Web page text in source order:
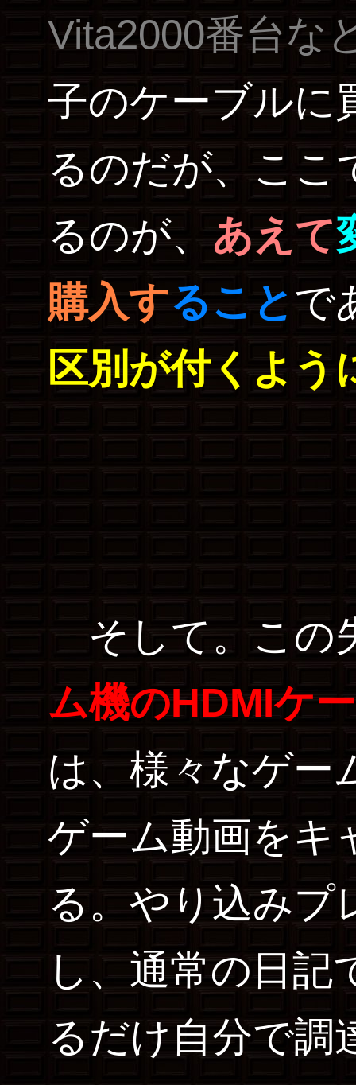
Vita2000番台な
子のケーブルに
るのだが、ここ
るのが、 あえて
購入することで
区別が付くよう
そして。この
ム機のHDMIケ
は、様々なゲー
ゲーム動画をキ
る。やり込みプ
し、通常の日記
るだけ自分で調